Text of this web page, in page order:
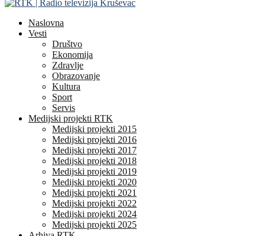
Naslovna
Vesti
Društvo
Ekonomija
Zdravlje
Obrazovanje
Kultura
Sport
Servis
Medijski projekti RTK
Medijski projekti 2015
Medijski projekti 2016
Medijski projekti 2017
Medijski projekti 2018
Medijski projekti 2019
Medijski projekti 2020
Medijski projekti 2021
Medijski projekti 2022
Medijski projekti 2024
Medijski projekti 2025